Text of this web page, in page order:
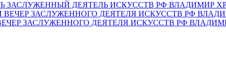
ЗАСЛУЖЕННЫЙ ДЕЯТЕЛЬ ИСКУССТВ РФ ВЛАДИМИР
ЗАСЛУЖЕННОГО ДЕЯТЕЛЯ ИСКУССТВ РФ